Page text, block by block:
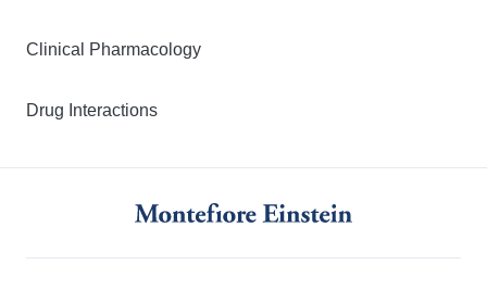
Clinical Pharmacology
Drug Interactions